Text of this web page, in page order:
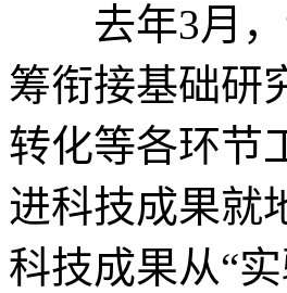
去年3月，
筹衔接基础研
转化等各环节
进科技成果就
科技成果从“